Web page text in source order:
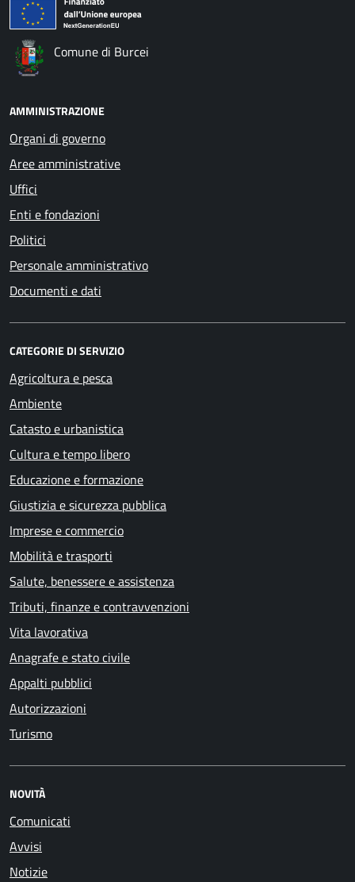
Comune di Burcei
AMMINISTRAZIONE
Organi di governo
Aree amministrative
Uffici
Enti e fondazioni
Politici
Personale amministrativo
Documenti e dati
CATEGORIE DI SERVIZIO
Agricoltura e pesca
Ambiente
Catasto e urbanistica
Cultura e tempo libero
Educazione e formazione
Giustizia e sicurezza pubblica
Imprese e commercio
Mobilità e trasporti
Salute, benessere e assistenza
Tributi, finanze e contravvenzioni
Vita lavorativa
Anagrafe e stato civile
Appalti pubblici
Autorizzazioni
Turismo
NOVITÀ
Comunicati
Avvisi
Notizie